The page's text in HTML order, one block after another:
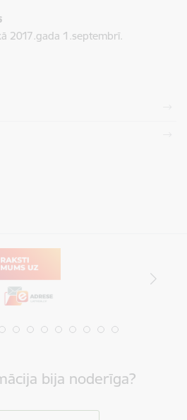
2017.gada 1.septembrī.
bija noderīga?